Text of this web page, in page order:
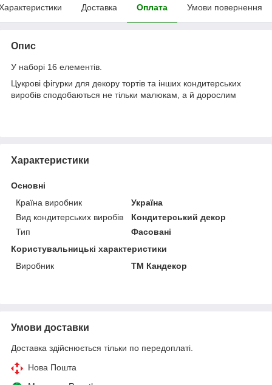
Доставка Оплата Умови повернення
Опис
У наборі 16 елементів.
Цукрові фігурки для декору тортів та інших кондитерських
виробів сподобаються не тільки малюкам, а й дорослим
Характеристики
Основні
Країна виробник
Україна
Вид кондитерських виробів
Кондитерський декор
Тип
Фасовані
Користувальницькі характеристики
Виробник
ТМ Кандекор
Умови доставки
Доставка здійснюється тільки по передоплаті.
Нова Пошта